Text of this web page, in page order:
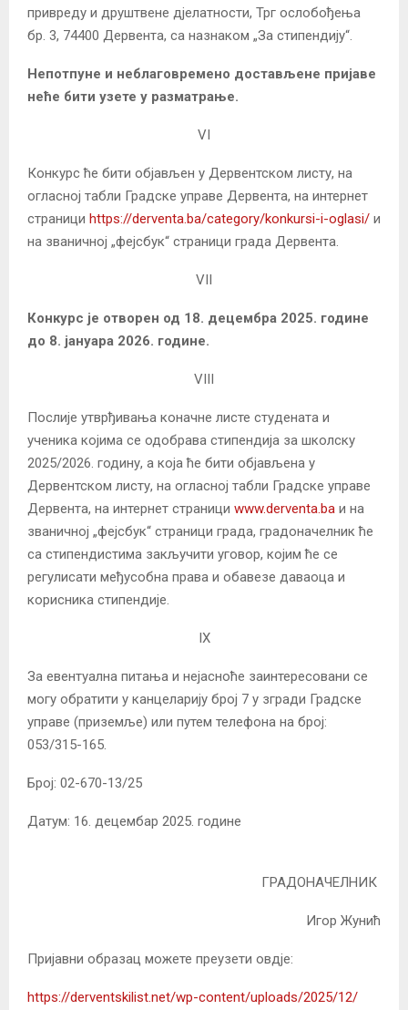
привреду и друштвене дјелатности, Трг ослобођења
бр. 3, 74400 Дервента, са назнаком „За стипендију“.
Непотпуне и неблаговремено достављене пријаве
неће бити узете у разматрање.
VI
Конкурс ће бити објављен у Дервентском листу, на
огласној табли Градске управе Дервента, на интернет
страници https://derventa.ba/category/konkursi-i-oglasi/ и
на званичној „фејсбук“ страници града Дервента.
VII
Конкурс је отворен од 18. децембра 2025. године
до 8. јануара 2026. године.
VIII
Послије утврђивања коначне листе студената и
ученика којима се одобрава стипендија за школску
2025/2026. годину, а која ће бити објављена у
Дервентском листу, на огласној табли Градске управе
Дервента, на интернет страници www.derventa.ba и на
званичној „фејсбук“ страници града, градоначелник ће
са стипендистима закључити уговор, којим ће се
регулисати међусобна права и обавезе даваоца и
корисника стипендије.
IХ
За евентуална питања и нејасноће заинтересовани се
могу обратити у канцеларију број 7 у згради Градске
управе (приземље) или путем телефона на број:
053/315-165.
Број: 02-670-13/25
Датум: 16. децембар 2025. године
ГРАДОНАЧЕЛНИК
Игор Жунић
Пријавни образац можете преузети овдје:
https://derventskilist.net/wp-content/uploads/2025/12/